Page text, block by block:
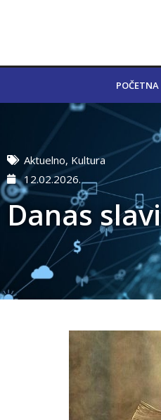
POČETNA
Aktuelno, Kultura
12.02.2026.
Danas